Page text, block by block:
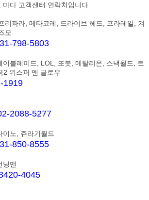
마다 고객센터 연락처입니다
리파라, 메타코레, 드라이브 헤드, 프라레일, 겨
모
798-5803
블레이드, LOL, 또봇, 메탈리온, 스낵월드, 트
2 위스퍼 앤 글로우
1919
2088-5277
이노, 쥬라기월드
850-8555
닝맨
4045